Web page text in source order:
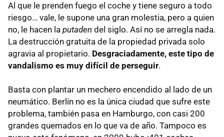
Al que le prenden fuego el coche y tiene seguro a todo
riesgo… vale, le supone una gran molestia, pero a quien
no, le hacen la putaden del siglo. Así no se arregla nada.
La destrucción gratuita de la propiedad privada solo
agravia al propietario. Desgraciadamente, este tipo de
vandalismo es muy difícil de perseguir.
Basta con plantar un mechero encendido al lado de un
neumático. Berlín no es la única ciudad que sufre este
problema, también pasa en Hamburgo, con casi 200
grandes quemados en lo que va de año. Tampoco es